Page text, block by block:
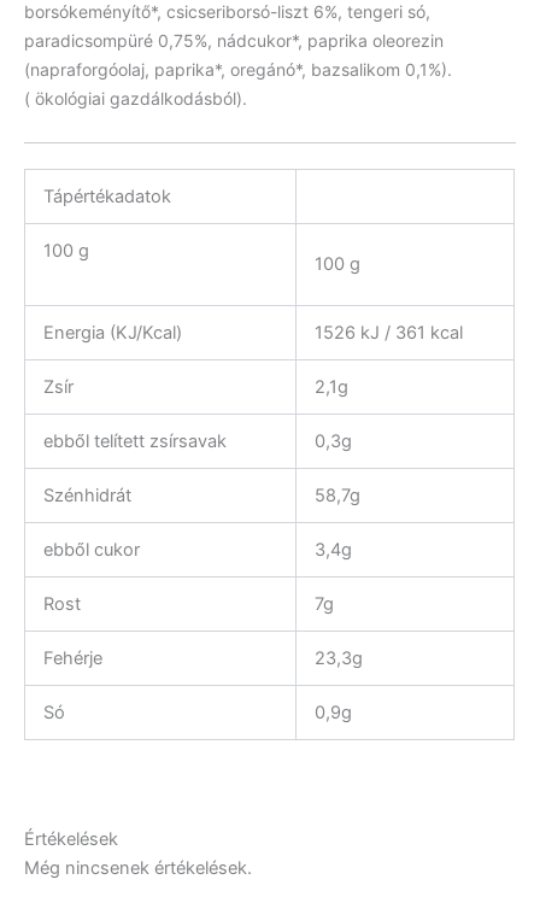
borsókeményítő*, csicseriborsó-liszt 6%, tengeri só,
paradicsompüré 0,75%, nádcukor*, paprika oleorezin
(napraforgóolaj, paprika*, oregánó*, bazsalikom 0,1%).
( ökológiai gazdálkodásból).
Tápértékadatok
100 g
100 g
Energia (KJ/Kcal) 1526 kJ / 361 kcal
Zsír 2,1g
ebből telített zsírsavak 0,3g
Szénhidrát 58,7g
ebből cukor 3,4g
Rost 7g
Fehérje 23,3g
Só 0,9g
Értékelések
Még nincsenek értékelések.